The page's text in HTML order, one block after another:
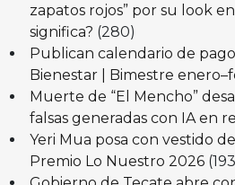
zapatos rojos” por su look
significa? (280)
Publican calendario de
Bienestar | Bimestre
Muerte de “El Mencho”
falsas generadas con IA en
Yeri Mua posa con vestido
Premio Lo Nuestro 2026